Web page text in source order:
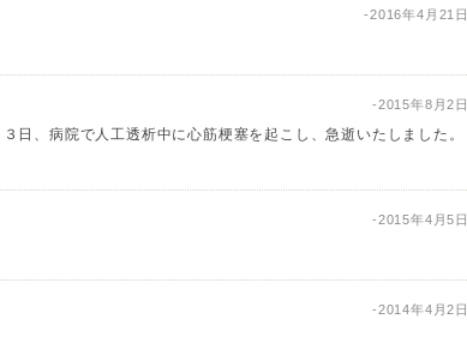
-2016年4月21日
-2015年8月2日
、病院で人工透析中に心筋梗塞を起こし、急逝いたしました。
-2015年4月5日
-2014年4月2日